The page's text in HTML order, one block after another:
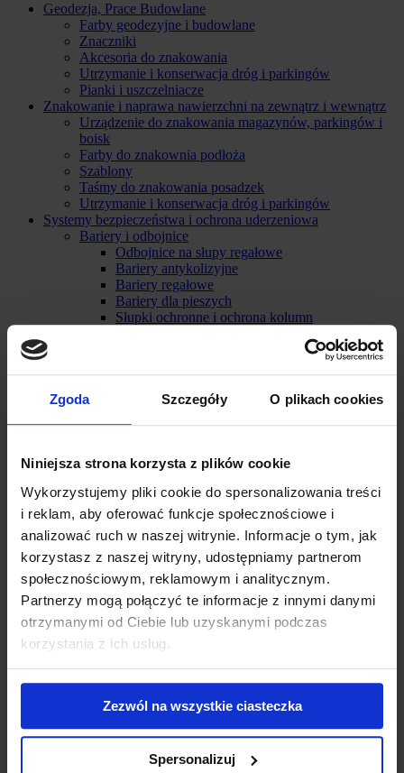
Zgoda Szczegóły O plikach cookies
Niniejsza strona korzysta z plików cookie
Wykorzystujemy pliki cookie do spersonalizowania treści
i reklam, aby oferować funkcje społecznościowe i
analizować ruch w naszej witrynie. Informacje o tym, jak
korzystasz z naszej witryny, udostępniamy partnerom
społecznościowym, reklamowym i analitycznym.
Partnerzy mogą połączyć te informacje z innymi danymi
otrzymanymi od Ciebie lub uzyskanymi podczas
korzystania z ich usług.
Zezwól na wszystkie ciasteczka
Spersonalizuj
Geodezja, Prace Budowlane
Farby geodezyjne i budowlane
Znaczniki
Akcesoria do znakowania
Utrzymanie i konserwacja dróg i parkingów
Pianki i uszczelniacze
Znakowanie i naprawa nawierzchni na zewnątrz i wewnątrz
Urządzenie do znakowania magazynów, parkingów i
boisk
Farby do znakownia podłoża
Szablony
Taśmy do znakowania posadzek
Utrzymanie i konserwacja dróg i parkingów
Systemy bezpieczeństwa i ochrona uderzeniowa
Bariery i odbojnice
Odbojnice na słupy regałowe
Bariery antykolizyjne
Bariery regałowe
Bariery dla pieszych
Słupki ochronne i ochrona kolumn
Progi zwalniające, ograniczniki, separatory i osłony
Aerozole techniczne i produkty do konserwacji
Oleje, smary i odtłuszczacze
Uszczelniacze
Preparaty do usuwania farby
Leśnictwo/sport
Farby do znakowania drewna
Malowanie murawy
Wydarzenia sportowe i kulturalne
Akcesoria/znakowanie
SKLEP ON-LINE
Ampere System »Aerozole techniczne i produkty do
Farba renowacyjna w sprayu